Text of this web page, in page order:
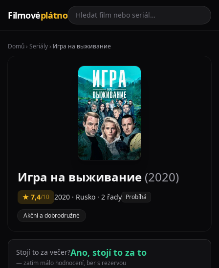
Filmovéplátno
Domů› Seriály› Игра на выживание
Игра на выживание (2020)
★ 7,4/10 2020 · Rusko · 2 řady Probíhá
Akční a dobrodružné
Stojí to za večer?Ano, stojí to za to
— zatím málo hodnocení, ber s rezervou